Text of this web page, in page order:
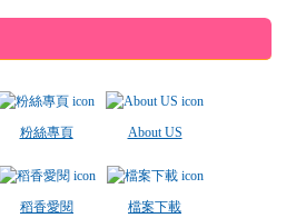
粉絲專頁 About US
稻香愛閱 檔案下載